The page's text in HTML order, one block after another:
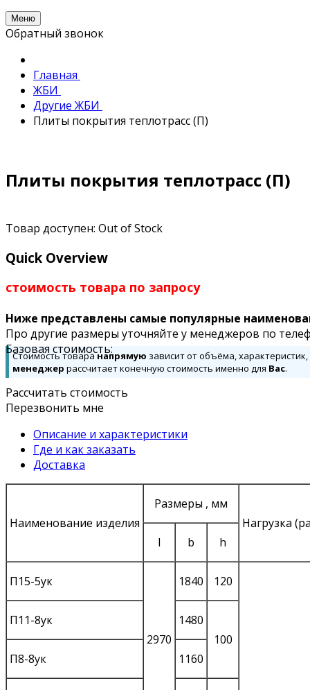
Меню
Обратный звонок
Главная
ЖБИ
Другие ЖБИ
Плиты покрытия теплотрасс (П)
Плиты покрытия теплотрасс (П)
Товар доступен: Out of Stock
Quick Overview
стоимость товара по запросу
Ниже представлены самые популярные
Про другие размеры уточняйте у менеджеров по
Базовая стоимость:
Стоимость товаранапрямую зависит от объёма,
менеджер рассчитает конечную стоимость именно для Вас.
Рассчитать стоимость
Перезвонить мне
Описание и характеристики
Где и как заказать
Доставка
Наименование изделия
Размеры , мм
Нагрузка
l
b h
П15-5ук
2970
1840 120
П11-8ук
1480
100
П8-8ук
1160